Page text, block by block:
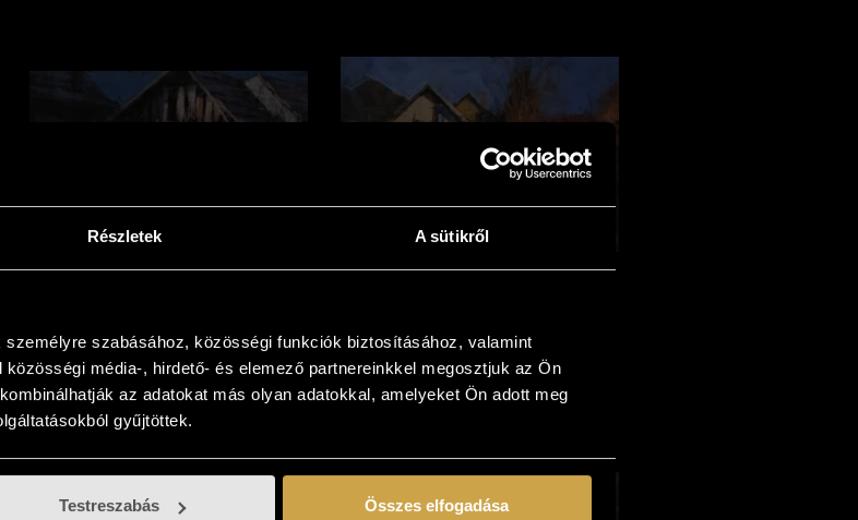
Részletek A sütikről
szabásához, közösségi funkciók biztosításához, valamint
média-, hirdető- és elemező partnereinkkel megosztjuk az Ön
az adatokat más olyan adatokkal, amelyeket Ön adott meg
gyűjtöttek.
Testreszabás Összes elfogadása
65 000 Ft
Kosárba teszem
112 000Ft
Kosárba teszem